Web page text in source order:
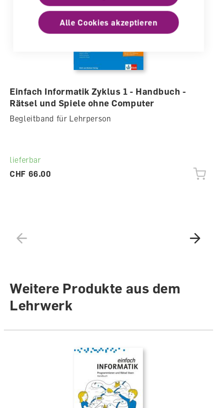
Einfach Informatik Zyklus 1 - Handbuch -
Rätsel und Spiele ohne Computer
Begleitband für Lehrperson
lieferbar
CHF 66.00
Weitere Produkte aus dem
Lehrwerk
Alle Cookies akzeptieren